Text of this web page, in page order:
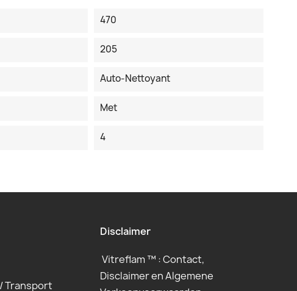
470
205
Auto-Nettoyant
Met
4
Transport
Disclaimer
Vitreflam ™ : Contact,
Disclaimer en Algemene